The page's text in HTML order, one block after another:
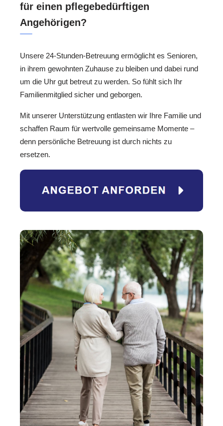
für einen pflegebedürftigen
Angehörigen?
Unsere 24-Stunden-Betreuung ermöglicht es Senioren,
in ihrem gewohnten Zuhause zu bleiben und dabei rund
um die Uhr gut betreut zu werden. So fühlt sich Ihr
Familienmitglied sicher und geborgen.
Mit unserer Unterstützung entlasten wir Ihre Familie und
schaffen Raum für wertvolle gemeinsame Momente –
denn persönliche Betreuung ist durch nichts zu
ersetzen.